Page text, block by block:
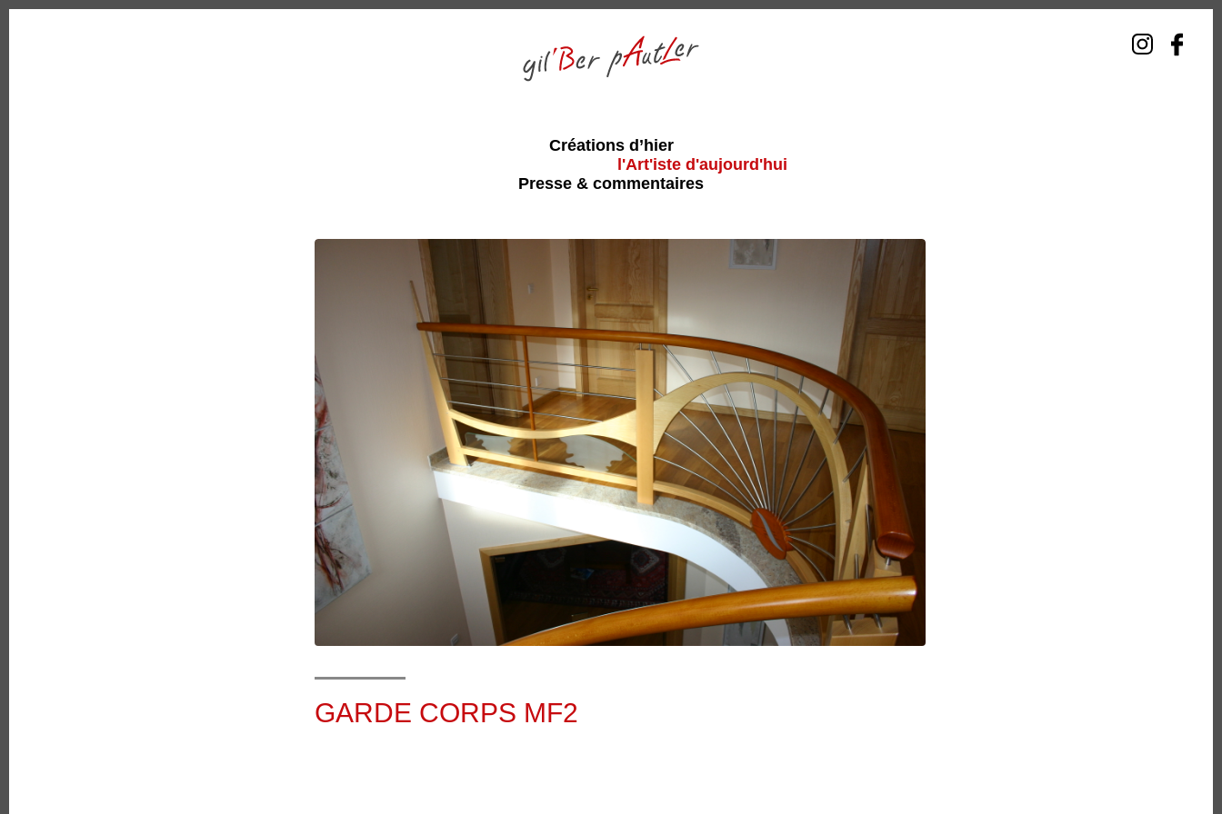
Créations d’hier
l'Art'iste d'aujourd'hui
Presse & commentaires
GARDE CORPS MF2